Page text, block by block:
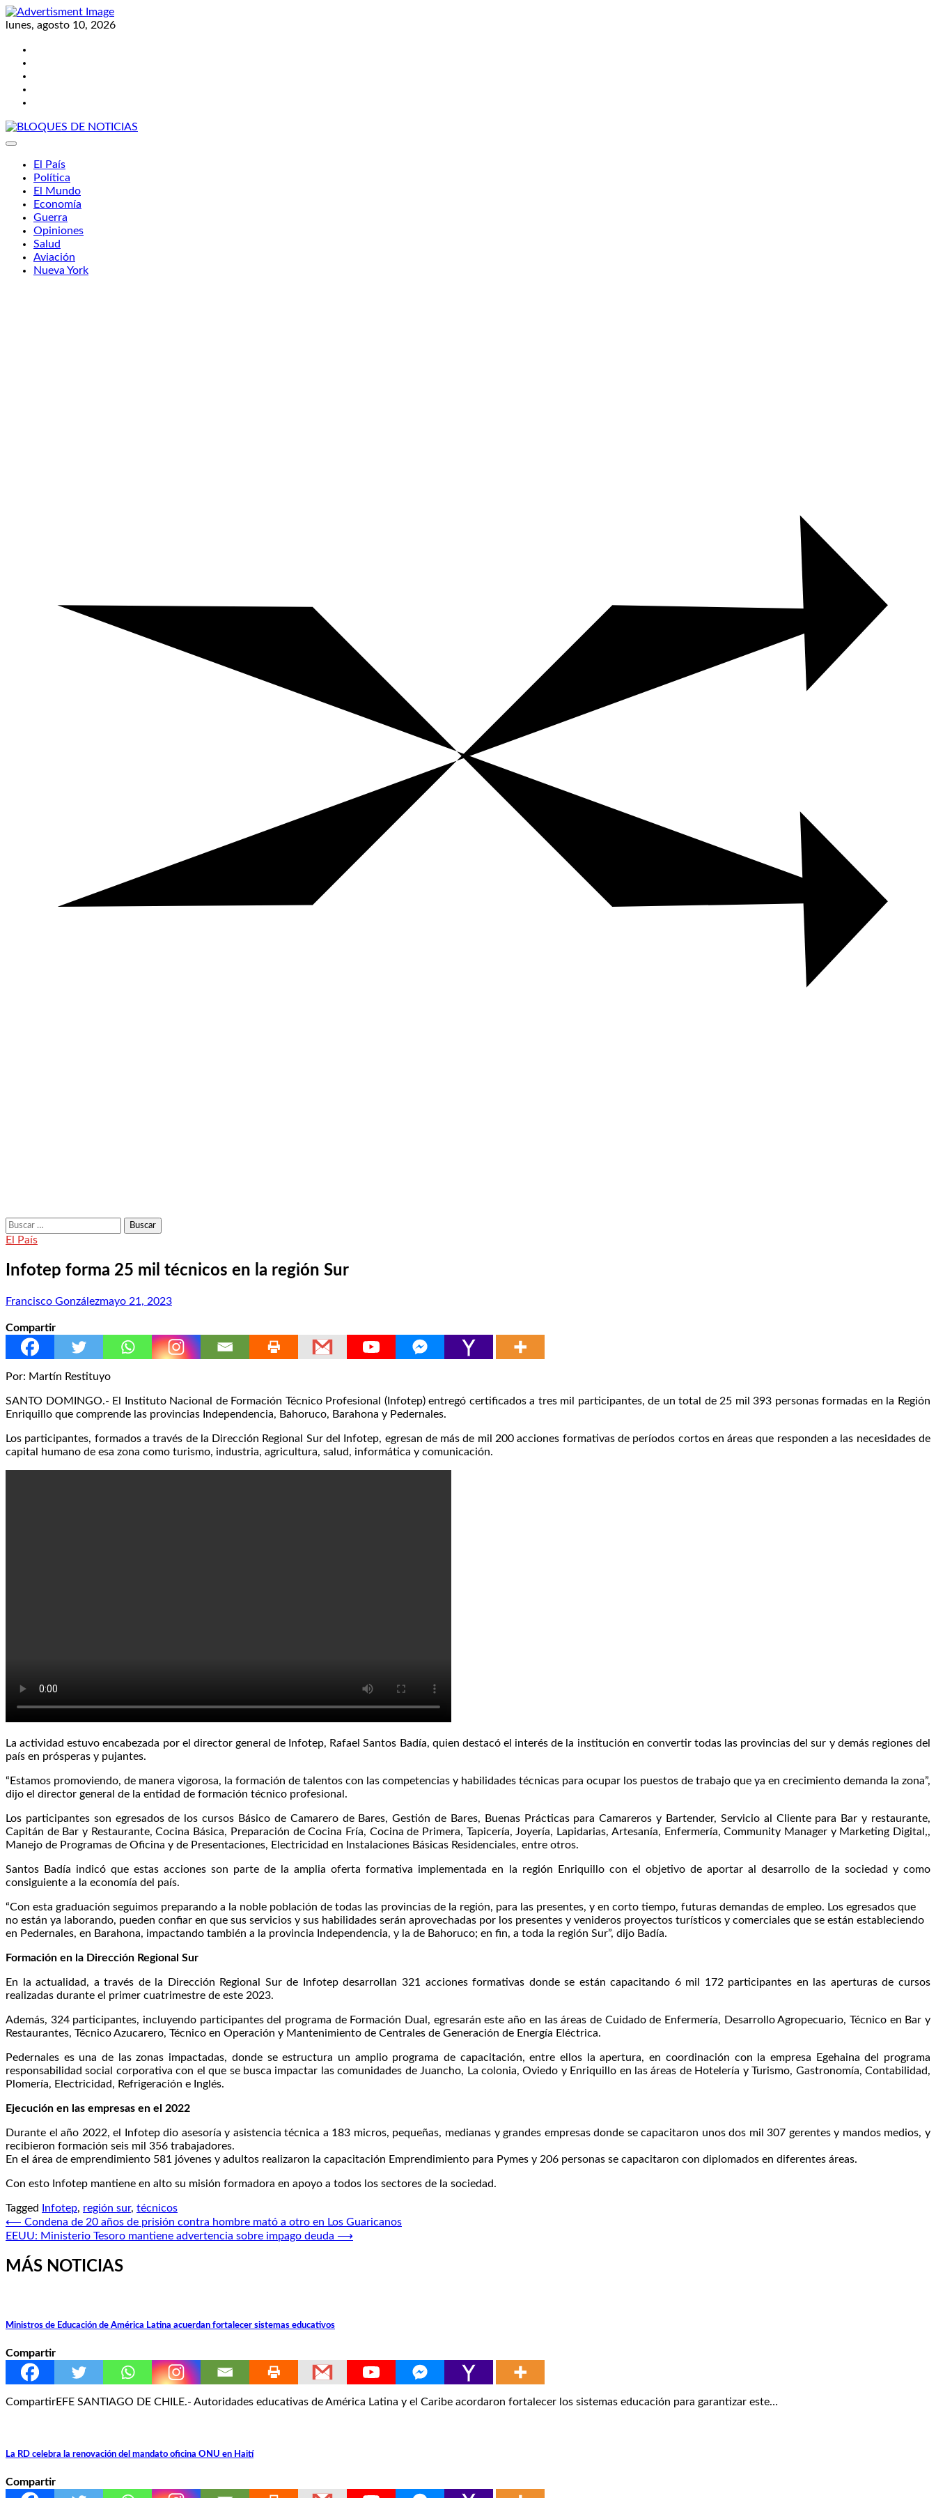
Skip
tolunes, agosto 10, 2026
El País
Política
El Mundo
Economía
Guerra
Opiniones
Salud
Aviación
Nueva York
Buscar:
El País
Infotep forma 25 mil técnicos en la región Sur
Francisco Gonzálezmayo 21, 2023
Compartir
Por: Martín Restituyo
SANTO DOMINGO.- El Instituto Nacional de Formación Técnico Profesional (Infotep) entregó certificados a tres mil participantes, de un total de 25 mil 393 personas formadas en la Región
Enriquillo que comprende las provincias Independencia, Bahoruco, Barahona y Pedernales.
Los participantes, formados a través de la Dirección Regional Sur del Infotep, egresan de más de mil 200 acciones formativas de períodos cortos en áreas que responden a las necesidades de
capital humano de esa zona como turismo, industria, agricultura, salud, informática y comunicación.
La actividad estuvo encabezada por el director general de Infotep, Rafael Santos Badía, quien destacó el interés de la institución en convertir todas las provincias del sur y demás regiones del
país en prósperas y pujantes.
“Estamos promoviendo, de manera vigorosa, la formación de talentos con las competencias y habilidades técnicas para ocupar los puestos de trabajo que ya en crecimiento demanda la zona”,
dijo el director general de la entidad de formación técnico profesional.
Los participantes son egresados de los cursos Básico de Camarero de Bares, Gestión de Bares, Buenas Prácticas para Camareros y Bartender, Servicio al Cliente para Bar y restaurante,
Capitán de Bar y Restaurante, Cocina Básica, Preparación de Cocina Fría, Cocina de Primera, Tapicería, Joyería, Lapidarias, Artesanía, Enfermería, Community Manager y Marketing Digital,,
Manejo de Programas de Oficina y de Presentaciones, Electricidad en Instalaciones Básicas Residenciales, entre otros.
Santos Badía indicó que estas acciones son parte de la amplia oferta formativa implementada en la región Enriquillo con el objetivo de aportar al desarrollo de la sociedad y como
consiguiente a la economía del país.
“Con esta graduación seguimos preparando a la noble población de todas las provincias de la región, para las presentes, y en corto tiempo, futuras demandas de empleo. Los egresados que
no están ya laborando, pueden confiar en que sus servicios y sus habilidades serán aprovechadas por los presentes y venideros proyectos turísticos y comerciales que se están estableciendo
en Pedernales, en Barahona, impactando también a la provincia Independencia, y la de Bahoruco; en fin, a toda la región Sur”, dijo Badía.
Formación en la Dirección Regional Sur
En la actualidad, a través de la Dirección Regional Sur de Infotep desarrollan 321 acciones formativas donde se están capacitando 6 mil 172 participantes en las aperturas de cursos
realizadas durante el primer cuatrimestre de este 2023.
Además, 324 participantes, incluyendo participantes del programa de Formación Dual, egresarán este año en las áreas de Cuidado de Enfermería, Desarrollo Agropecuario, Técnico en Bar y
Restaurantes, Técnico Azucarero, Técnico en Operación y Mantenimiento de Centrales de Generación de Energía Eléctrica.
Pedernales es una de las zonas impactadas, donde se estructura un amplio programa de capacitación, entre ellos la apertura, en coordinación con la empresa Egehaina del programa
responsabilidad social corporativa con el que se busca impactar las comunidades de Juancho, La colonia, Oviedo y Enriquillo en las áreas de Hotelería y Turismo, Gastronomía, Contabilidad,
Plomería, Electricidad, Refrigeración e Inglés.
Ejecución en las empresas en el 2022
Durante el año 2022, el Infotep dio asesoría y asistencia técnica a 183 micros, pequeñas, medianas y grandes empresas donde se capacitaron unos dos mil 307 gerentes y mandos medios, y
recibieron formación seis mil 356 trabajadores.
En el área de emprendimiento 581 jóvenes y adultos realizaron la capacitación Emprendimiento para Pymes y 206 personas se capacitaron con diplomados en diferentes áreas.
Con esto Infotep mantiene en alto su misión formadora en apoyo a todos los sectores de la sociedad.
Tagged Infotep, región sur, técnicos
Navegación
de
entradas
⟵ Condena de 20 años de prisión contra hombre mató a otro en Los Guaricanos
EEUU: Ministerio Tesoro mantiene advertencia sobre impago deuda ⟶
MÁS NOTICIAS
Ministros de Educación de América Latina acuerdan fortalecer sistemas educativos
Compartir
CompartirEFE SANTIAGO DE CHILE.- Autoridades educativas de América Latina y el Caribe acordaron fortalecer los sistemas educación para garantizar este…
La RD celebra la renovación del mandato oficina ONU en Haití
Compartir